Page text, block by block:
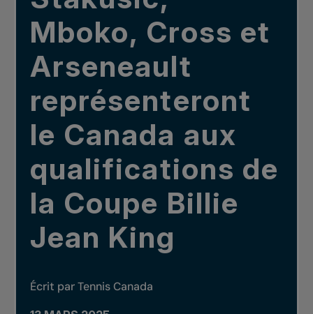
Mboko, Cross et
Arseneault
représenteront
le Canada aux
qualifications de
la Coupe Billie
Jean King
Écrit par Tennis Canada